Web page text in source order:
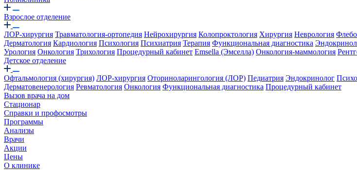
Взрослое отделение
ЛОР-хирургия Травматология-ортопедия Нейрохирургия Колопроктология Хирургия Неврология
Дерматология Кардиология Психология Психиатрия Терапия Функциональная диагностика
Урология Онкология Трихология Процедурный кабинет Emsella (Эмселла) Онкология-маммология
Детское отделение
Офтальмология (хирургия) ЛОР-хирургия Оториноларингология (ЛОР) Педиатрия Эндокринолог
Дерматовенерология Ревматология Онкология Функциональная диагностика Процедурный кабинет
Вызов врача на дом
Стационар
Справки и профосмотры
Программы
Анализы
Врачи
Акции
Цены
О клинике